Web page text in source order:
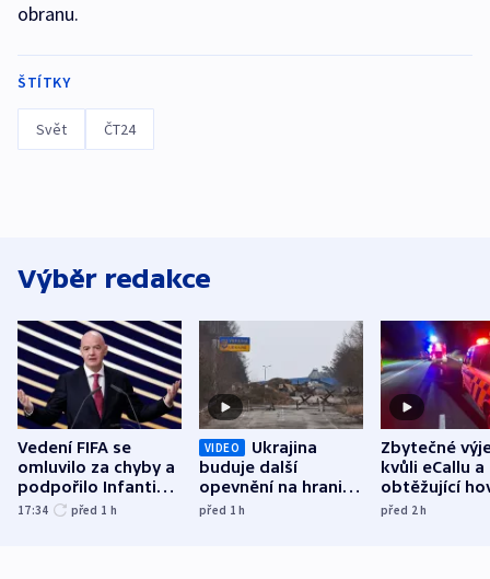
obranu.
ŠTÍTKY
Svět ČT24
Výběr redakce
Vedení FIFA se
omluvilo za chyby a
podpořilo Infantina.
UEFA trvá na
17:34 před 1 h
VIDEO
Ukrajina
buduje další
opevnění na hranici
s Běloruskem
před 1h
Zbytečné
kvůli eCallu a
obtěžující
zdržují
před 2h